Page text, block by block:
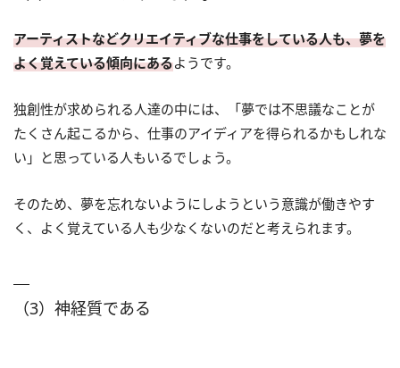
アーティストなどクリエイティブな仕事をしている人も、夢を
よく覚えている傾向にあるようです。
独創性が求められる人達の中には、「夢では不思議なことが
たくさん起こるから、仕事のアイディアを得られるかもしれな
い」と思っている人もいるでしょう。
そのため、夢を忘れないようにしようという意識が働きやす
く、よく覚えている人も少なくないのだと考えられます。
（3）神経質である